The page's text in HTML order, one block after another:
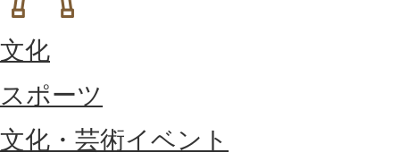
文化
スポーツ
文化・芸術イベント